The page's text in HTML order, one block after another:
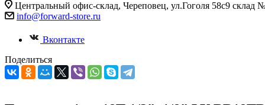
Центральный офис-склад, Череповец, ул.Гоголя 58с9 склад
info@forward-store.ru
Вконтакте
Поделиться